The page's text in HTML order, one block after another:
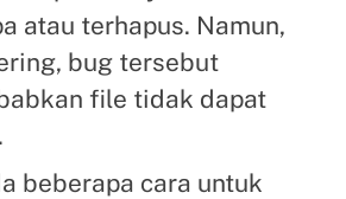
atau terhapus. Namun,
bug tersebut
file tidak dapat
beberapa cara untuk